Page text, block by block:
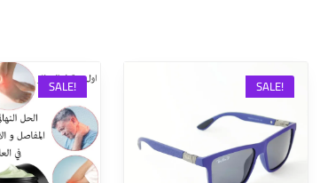
SALE! SALE!